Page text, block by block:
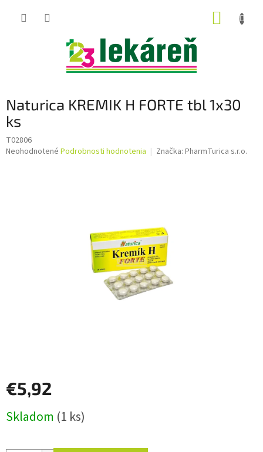
Naturica KREMIK H FORTE tbl 1x30
ks
T02806
Priemerné
Neohodnotené Podrobnosti hodnotenia Značka: PharmTurica s.r.o.
€5,92
cena:
Skladom (1 ks)